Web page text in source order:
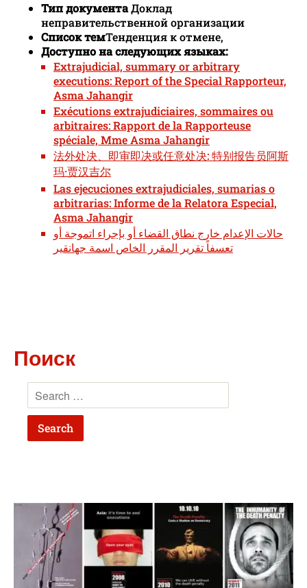
Тип документаДоклад
неправительственной организации
Список темТенденция к отмене,
Доступно на следующих языках:
Extrajudicial, summary or arbitrary
executions: Report of the Special Rapporteur,
Asma Jahangir
Exécutions extrajudiciaires, sommaires ou
arbitraires: Rapport de la Rapporteuse
spéciale, Mme Asma Jahangir
法外处决、即审即决或任意处决: 特别报告员阿斯
玛·贾汉吉尔
Las ejecuciones extrajudiciales, sumarias o
arbitrarias: Informe de la Relatora Especial,
Asma Jahangir
حالات الإعدام خارج نطاق القضاء أو بإجراء اتموجة أو
تعسفاً تقرير المقرر الخاص اسمة جهانقير
Поиск